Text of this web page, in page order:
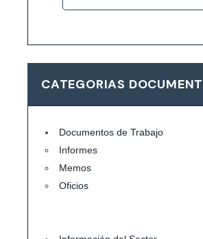
CATEGORIAS
Documentos de Trabajo
Informes
Memos
Oficios